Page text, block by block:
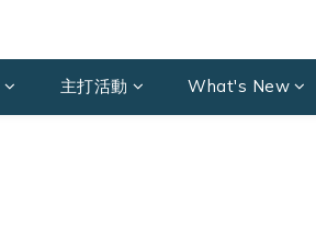
主打活動 What's New